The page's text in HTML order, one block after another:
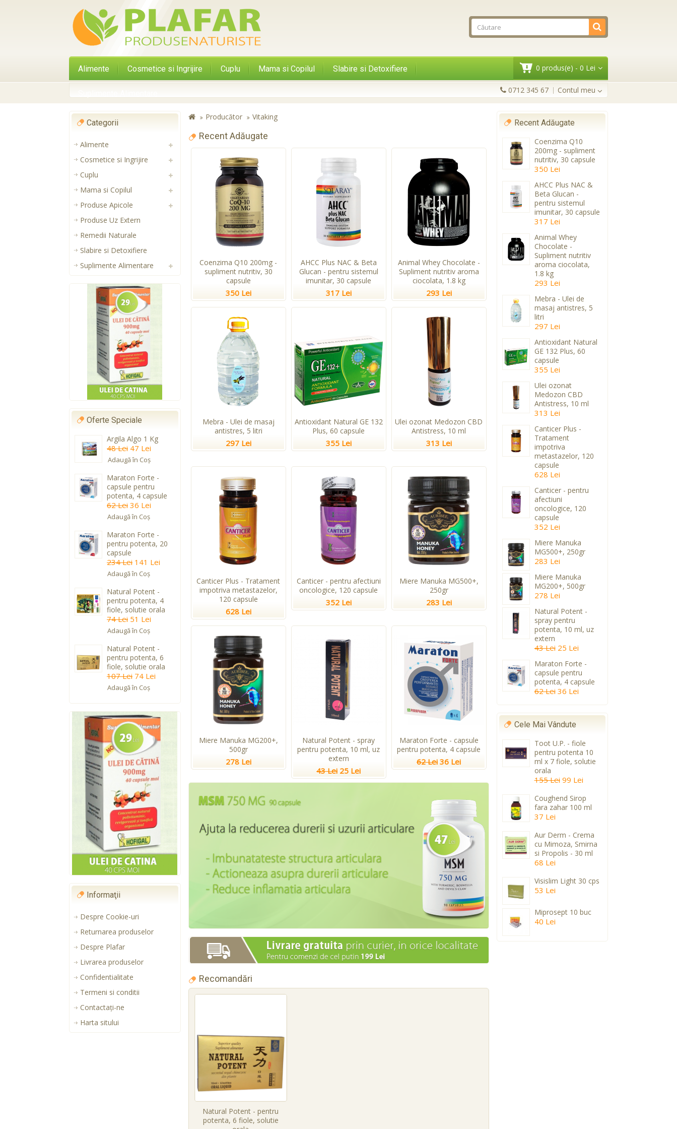
Alimente Cosmetice si Ingrijire Cuplu Mama si Copilul Slabire si Detoxifiere 0 produs(e) - 0 Lei
0712 345 67 Contul meu
Categorii
Alimente
Cosmetice si Ingrijire
Cuplu
Mama si Copilul
Produse Apicole
Produse Uz Extern
Remedii Naturale
Slabire si Detoxifiere
Suplimente Alimentare
Oferte Speciale
Argila Algo 1 Kg
48 Lei 47 Lei
Adaugă în Coş
Maraton Forte -
capsule pentru
potenta, 4 capsule
62 Lei 36 Lei
Adaugă în Coş
Maraton Forte -
pentru potenta, 20
capsule
234 Lei 141 Lei
Adaugă în Coş
Natural Potent -
pentru potenta, 4
fiole, solutie orala
74 Lei 51 Lei
Adaugă în Coş
Natural Potent -
pentru potenta, 6
fiole, solutie orala
107 Lei 74 Lei
Adaugă în Coş
Informaţii
Despre Cookie-uri
Returnarea produselor
Despre Plafar
Livrarea produselor
Confidentialitate
Termeni si conditii
Contactaţi-ne
Harta sitului
Producător Vitaking
Recent Adăugate
Coenzima Q10 200mg -
supliment nutritiv, 30
capsule
350 Lei
AHCC Plus NAC & Beta
Glucan - pentru sistemul
imunitar, 30 capsule
317 Lei
Animal Whey Chocolate -
Supliment nutritiv aroma
ciocolata, 1.8 kg
293 Lei
Mebra - Ulei de masaj
antistres, 5 litri
297 Lei
Antioxidant Natural GE 132
Plus, 60 capsule
355 Lei
Ulei ozonat Medozon CBD
Antistress, 10 ml
313 Lei
Canticer Plus - Tratament
impotriva metastazelor,
120 capsule
628 Lei
Canticer - pentru afectiuni
oncologice, 120 capsule
352 Lei
Miere Manuka MG500+,
250gr
283 Lei
Miere Manuka MG200+,
500gr
278 Lei
Natural Potent - spray
pentru potenta, 10 ml, uz
extern
43 Lei 25 Lei
Maraton Forte - capsule
pentru potenta, 4 capsule
62 Lei 36 Lei
Recomandări
Natural Potent - pentru
potenta, 6 fiole, solutie
Recent Adăugate
Coenzima Q10
200mg - supliment
nutritiv, 30 capsule
350 Lei
AHCC Plus NAC &
Beta Glucan -
pentru sistemul
imunitar, 30 capsule
317 Lei
Animal Whey
Chocolate -
Supliment nutritiv
aroma ciocolata,
1.8 kg
293 Lei
Mebra - Ulei de
masaj antistres, 5
litri
297 Lei
Antioxidant Natural
GE 132 Plus, 60
capsule
355 Lei
Ulei ozonat
Medozon CBD
Antistress, 10 ml
313 Lei
Canticer Plus -
Tratament
impotriva
metastazelor, 120
capsule
628 Lei
Canticer - pentru
afectiuni
oncologice, 120
capsule
352 Lei
Miere Manuka
MG500+, 250gr
283 Lei
Miere Manuka
MG200+, 500gr
278 Lei
Natural Potent -
spray pentru
potenta, 10 ml, uz
extern
43 Lei 25 Lei
Maraton Forte -
capsule pentru
potenta, 4 capsule
62 Lei 36 Lei
Cele Mai Vândute
Toot U.P. - fiole
pentru potenta 10
ml x 7 fiole, solutie
orala
155 Lei 99 Lei
Coughend Sirop
fara zahar 100 ml
37 Lei
Aur Derm - Crema
cu Mimoza, Smirna
si Propolis - 30 ml
68 Lei
Visislim Light 30 cps
53 Lei
Miprosept 10 buc
40 Lei